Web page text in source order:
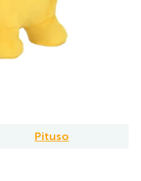
Pituso